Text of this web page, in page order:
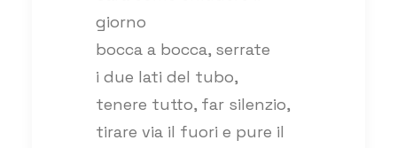
giorno
bocca a bocca, serrate
i due lati del tubo,
tenere tutto, far silenzio,
tirare via il fuori e pure il